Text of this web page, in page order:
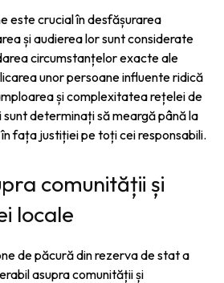
este crucial în desfășurarea
și audierea lor sunt considerate
circumstanțelor exacte ale
unor persoane influente ridică
și complexitatea rețelei de
determinați să meargă până la
fața justiției pe toți cei responsabili.
comunității și
locale
de păcură din rezerva de stat a
asupra comunității și